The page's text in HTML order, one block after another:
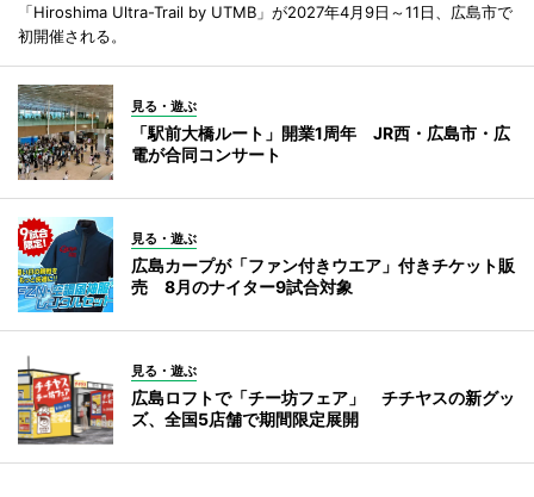
「Hiroshima Ultra-Trail by UTMB」が2027年4月9日～11日、広島市で
初開催される。
見る・遊ぶ
「駅前大橋ルート」開業1周年 JR西・広島市・広
電が合同コンサート
見る・遊ぶ
広島カープが「ファン付きウエア」付きチケット販
売 8月のナイター9試合対象
見る・遊ぶ
広島ロフトで「チー坊フェア」 チチヤスの新グッ
ズ、全国5店舗で期間限定展開